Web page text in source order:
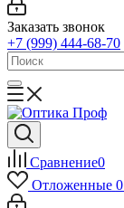
Заказать звонок
+7 (999) 444-68-70
Сравнение0
Отложенные 0